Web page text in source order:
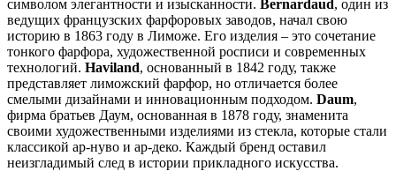
символом элегантности и изысканности. Bernardaud, один из
ведущих французских фарфоровых заводов, начал свою
историю в 1863 году в Лиможе. Его изделия – это сочетание
тонкого фарфора, художественной росписи и современных
технологий. Haviland, основанный в 1842 году, также
представляет лиможский фарфор, но отличается более
смелыми дизайнами и инновационным подходом. Daum,
фирма братьев Даум, основанная в 1878 году, знаменита
своими художественными изделиями из стекла, которые стали
классикой ар-нуво и ар-деко. Каждый бренд оставил
неизгладимый след в истории прикладного искусства.